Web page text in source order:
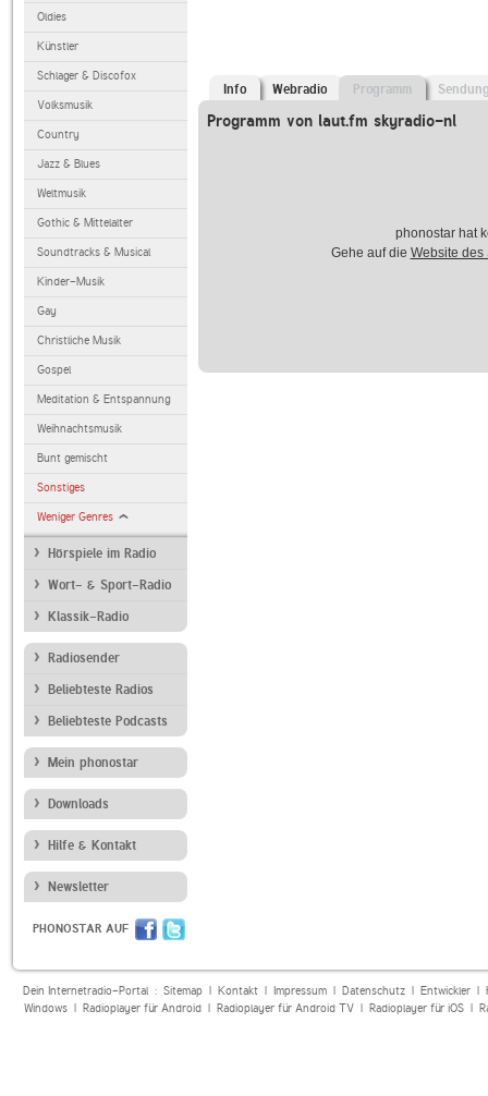
Oldies
Künstler
Schlager & Discofox
Volksmusik
Country
Jazz & Blues
Weltmusik
Gothic & Mittelalter
Soundtracks & Musical
Kinder-Musik
Gay
Christliche Musik
Gospel
Meditation & Entspannung
Weihnachtsmusik
Bunt gemischt
Sonstiges
Weniger Genres
Hörspiele im Radio
Wort- & Sport-Radio
Klassik-Radio
Radiosender
Beliebteste Radios
Beliebteste Podcasts
Mein phonostar
Downloads
Hilfe & Kontakt
Newsletter
PHONOSTAR AUF
Info Webradio Programm
Programm von laut.fm skyradio-nl
phonostar hat
Gehe auf die Website des
Dein Internetradio-Portal : Sitemap| Kontakt| Impressum| Datenschutz| Entwickler|
Windows| Radioplayer für Android| Radioplayer für Android TV| Radioplayer für iOS|